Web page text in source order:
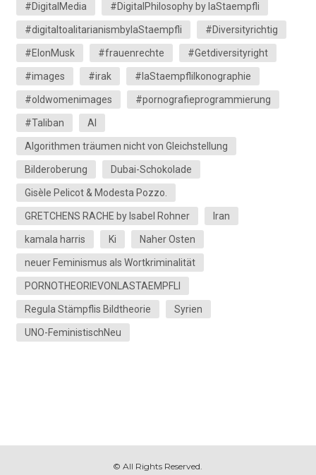
#DigitalMedia #DigitalPhilosophy by laStaempfli
#digitaltoalitarianismbylaStaempfli #Diversityrichtig
#ElonMusk #frauenrechte #Getdiversityright
#images #irak #laStaempfliIkonographie
#oldwomenimages #pornografieprogrammierung
#Taliban AI
Algorithmen träumen nicht von Gleichstellung
Bilderoberung Dubai-Schokolade
Gisèle Pelicot & Modesta Pozzo.
GRETCHENS RACHE by Isabel Rohner Iran
kamala harris Ki Naher Osten
neuer Feminismus als Wortkriminalität
PORNOTHEORIEVONLASTAEMPFLI
Regula Stämpflis Bildtheorie Syrien
UNO-FeministischNeu
© All Rights Reserved.